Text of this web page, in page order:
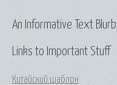
Links to Important Stuff
Китайский шаблон
An Informative Text Blurb